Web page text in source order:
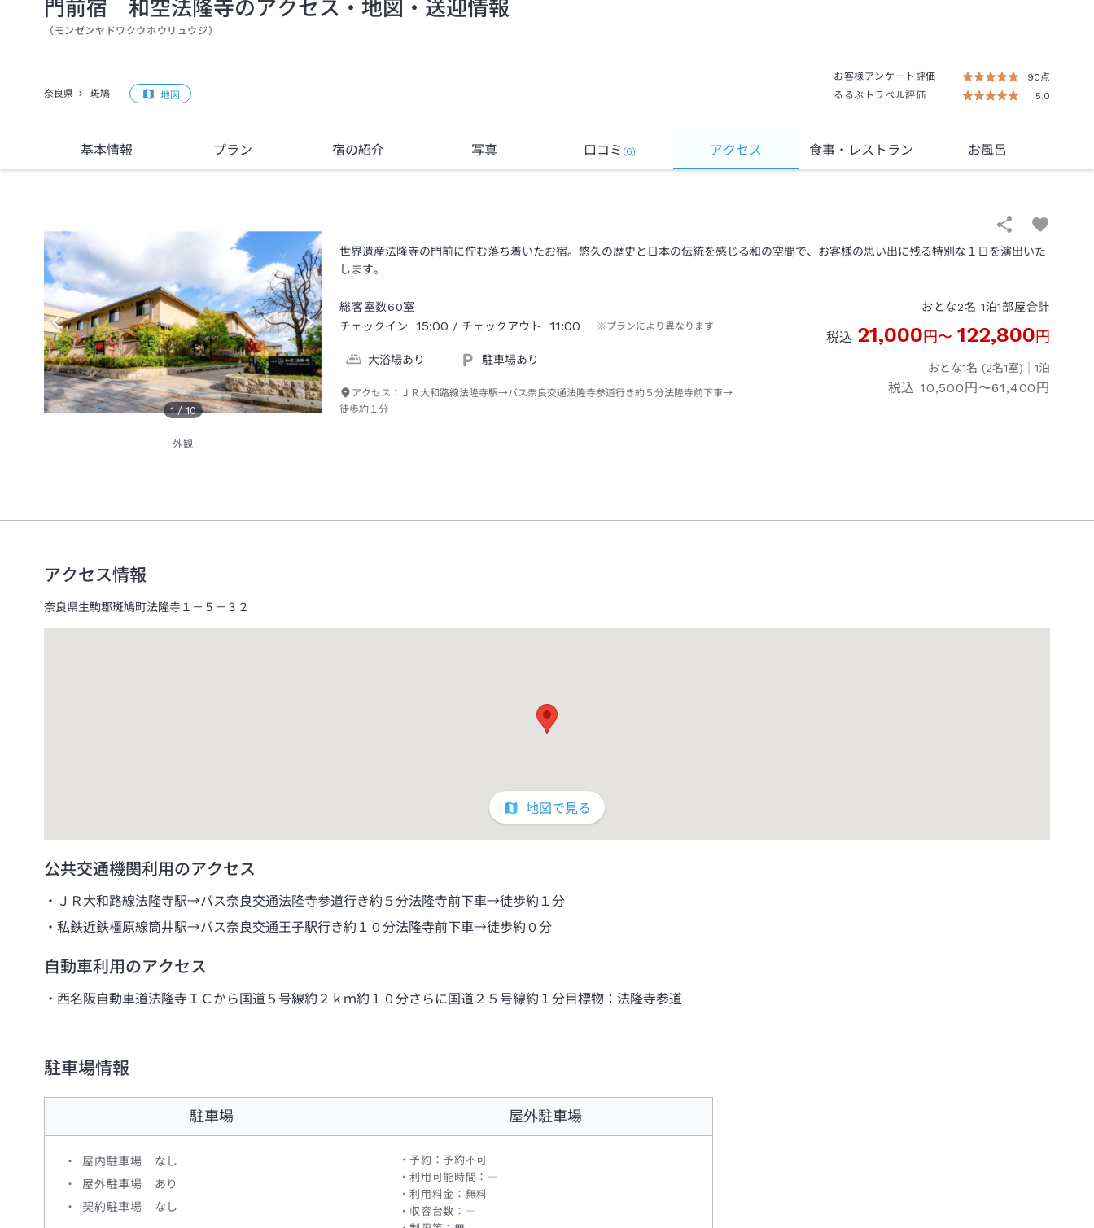
門前宿 和空法隆寺のアクセス・地図・送迎情報
（ モンゼンヤドワクウホウリュウジ ）
奈良県 斑鳩 地図
お客様アンケート評価
90点
るるぶトラベル評価
5.0
基本情報 プラン 宿の紹介 写真 口コミ (6) アクセス 食事 ・レストラン お風呂
1 /10
外観
世界遺産法隆寺の門前に佇む落ち着いたお宿。悠久の歴史と日本の伝統を感じる和の空間で、お客様の思い出に残る特別な１日を演出いた
します。
総客室数60室
チェックイン
15:00 / チェックアウト 11:00 ※プランにより異なります
大浴場あり 駐車場あり
アクセス： ＪＲ大和路線法隆寺駅→バス奈良交通法隆寺参道行き約５分法隆寺前下車→
徒歩約１分
おとな2名 1泊1部屋合計
税込 21,000円〜 122,800円
おとな1名 (2名1室)｜ 1泊
税込 10,500円〜61,400円
アクセス情報
奈良県生駒郡斑鳩町法隆寺１－５－３２
地図で見る
公共交通機関利用のアクセス
ＪＲ大和路線法隆寺駅→バス奈良交通法隆寺参道行き約５分法隆寺前下車→徒歩約１分
私鉄近鉄橿原線筒井駅→バス奈良交通王子駅行き約１０分法隆寺前下車→徒歩約０分
自動車利用のアクセス
西名阪自動車道法隆寺ＩＣから国道５号線約２ｋｍ約１０分さらに国道２５号線約１分目標物：法隆寺参道
駐車場情報
駐車場
屋内駐車場 なし
屋外駐車場 あり
契約駐車場 なし
屋外駐車場
予約：予約不可
利用可能時間：―
利用料金：無料
収容台数：―